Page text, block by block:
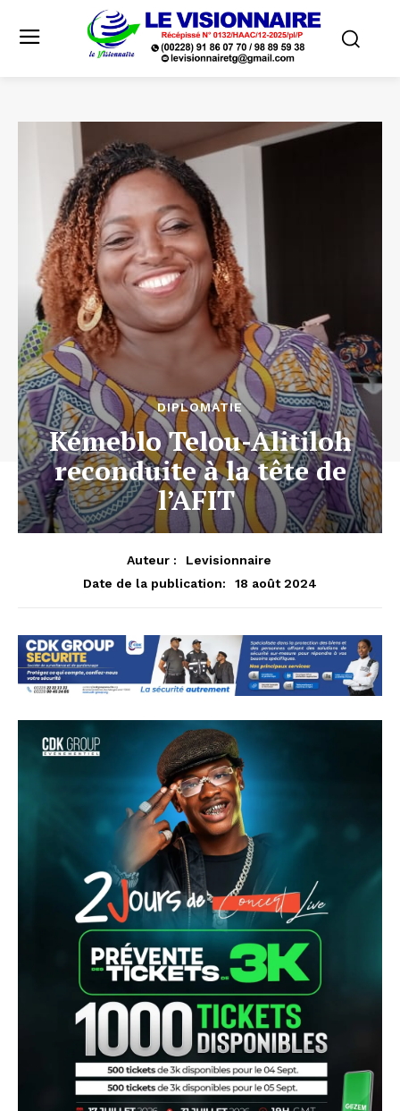
DIPLOMATIE
Kémeblo Telou-Alitiloh
reconduite à la tête de
l’AFIT
Auteur :
Levisionnaire
Date de la publication:
18 août 2024